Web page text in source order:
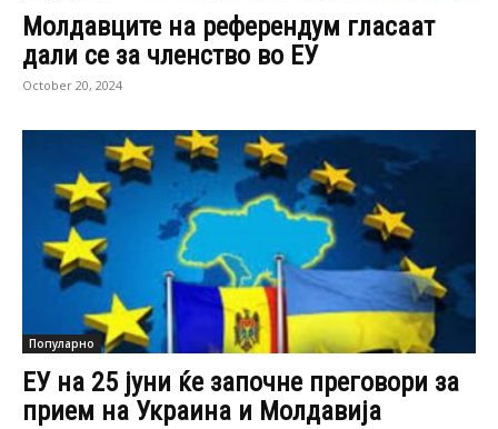
Молдавците на референдум гласаат
дали се за членство во ЕУ
October 20, 2024
Популарно
ЕУ на 25 јуни ќе започне преговори за
прием на Украина и Молдавија